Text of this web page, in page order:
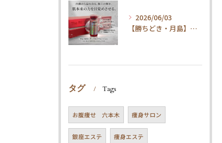
2026/06/03
【勝ちどき・月島】腹筋してもお腹が凹まない方へ。脂肪冷却＆最新技術とは
タグ Tags
お腹痩せ 六本木 痩身サロン
銀座エステ 痩身エステ